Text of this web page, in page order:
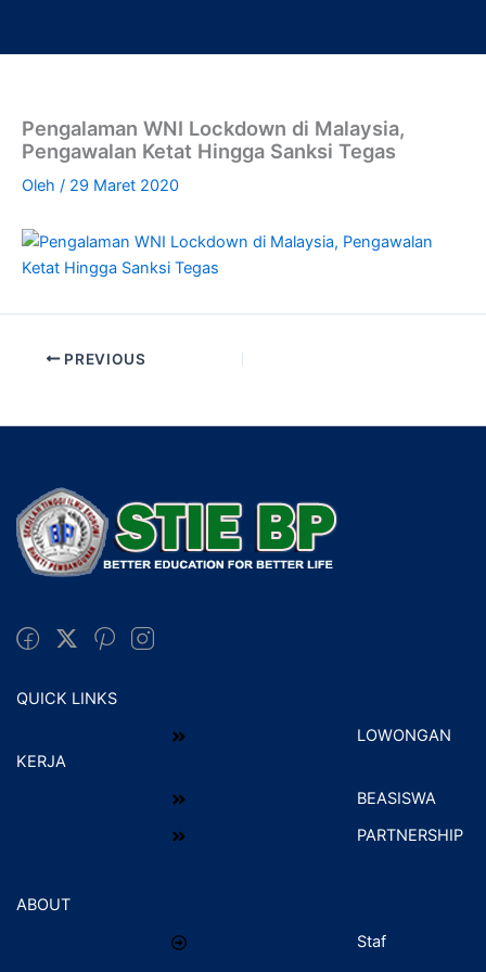
Pengalaman WNI Lockdown di Malaysia,
Pengawalan Ketat Hingga Sanksi Tegas
Oleh / 29 Maret 2020
PREVIOUS
QUICK LINKS
LOWONGAN
KERJA
BEASISWA
PARTNERSHIP
ABOUT
Staf